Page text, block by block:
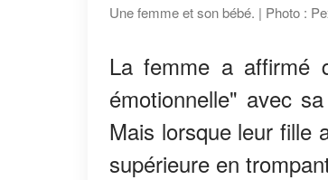
Une femme et son bébé. | Photo :
La femme a affirmé
émotionnelle" avec
Mais lorsque leur fille
supérieure en